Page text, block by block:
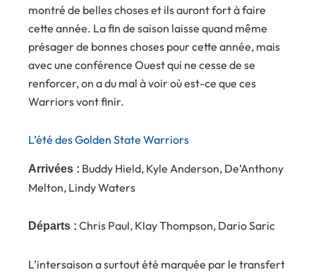
montré de belles choses et ils auront fort à faire
cette année. La fin de saison laisse quand même
présager de bonnes choses pour cette année, mais
avec une conférence Ouest qui ne cesse de se
renforcer, on a du mal à voir où est-ce que ces
Warriors vont finir.
L’été des Golden State Warriors
Arrivées : Buddy Hield, Kyle Anderson, De’Anthony
Melton, Lindy Waters
Départs : Chris Paul, Klay Thompson, Dario Saric
L’intersaison a surtout été marquée par le transfert